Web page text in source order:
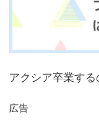
アクシア卒業する
広告